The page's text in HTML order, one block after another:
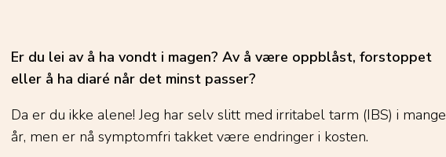
Er du lei av å ha vondt i magen? Av å være oppblåst, forstoppet
eller å ha diaré når det minst passer?
Da er du ikke alene! Jeg har selv slitt med irritabel tarm (IBS) i mange
år, men er nå symptomfri takket være endringer i kosten.